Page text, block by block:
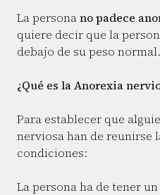
La personano padece
quiere decir que la
debajo de su peso normal.
¿Qué es la Anorexia
Para establecer que
nerviosa han de reunirse
condiciones:
La persona ha de tener un